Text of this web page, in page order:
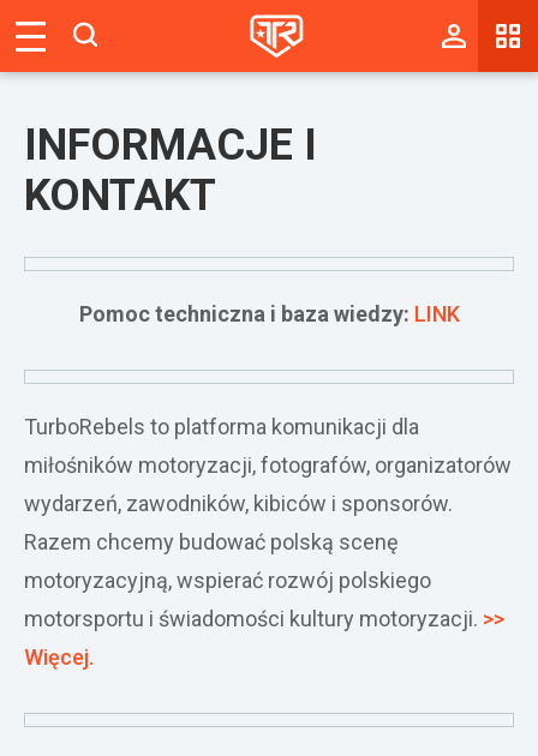
Wyniki
Galerie
Wydarzenia
Giełda
Ranking
Zaloguj się
Załóż konto
INFORMACJE I
KONTAKT
Pomoc techniczna i baza wiedzy: LINK
TurboRebels to platforma komunikacji dla
miłośników motoryzacji, fotografów, organizatorów
wydarzeń, zawodników, kibiców i sponsorów.
Razem chcemy budować polską scenę
motoryzacyjną, wspierać rozwój polskiego
motorsportu i świadomości kultury motoryzacji. >>
Więcej.